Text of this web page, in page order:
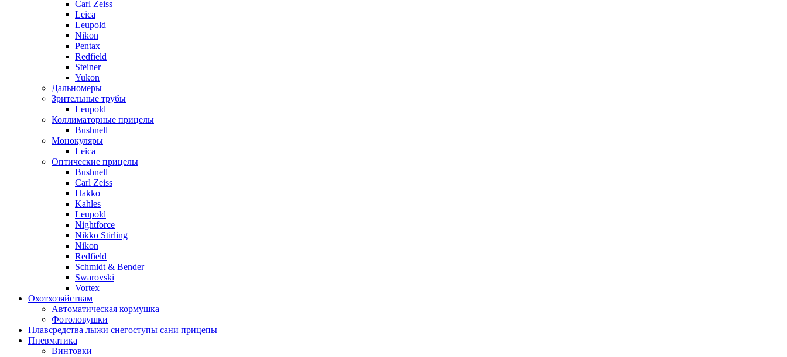
Carl Zeiss
Leica
Leupold
Nikon
Pentax
Redfield
Steiner
Yukon
Дальномеры
Зрительные трубы
Leupold
Коллиматорные прицелы
Bushnell
Монокуляры
Leica
Оптические прицелы
Bushnell
Carl Zeiss
Hakko
Kahles
Leupold
Nightforce
Nikko Stirling
Nikon
Redfield
Schmidt & Bender
Swarovski
Vortex
Охотхозяйствам
Автоматическая кормушка
Фотоловушки
Плавсредства лыжи снегоступы сани прицепы
Пневматика
Винтовки